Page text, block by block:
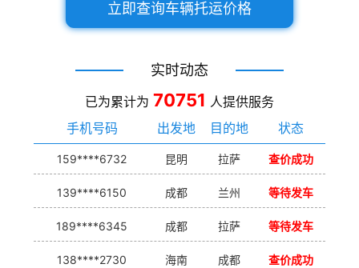
立即查询车辆托运价格
实时动态
已为累计为 70751 人提供服务
手机号码
出发地 目的地 状态
159****6732 昆明 拉萨 查价成功
139****6150 成都 兰州 等待发车
189****6345 成都 拉萨 等待发车
138****2730 海南 成都 查价成功